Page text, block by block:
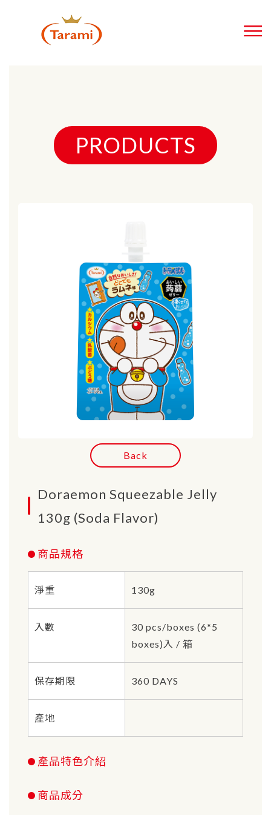
PRODUCTS
Back
Doraemon Squeezable Jelly
130g (Soda Flavor)
商品規格
淨重 130g
入數
30 pcs/boxes (6*5
boxes)入 / 箱
保存期限 360 DAYS
產地
產品特色介紹
商品成分